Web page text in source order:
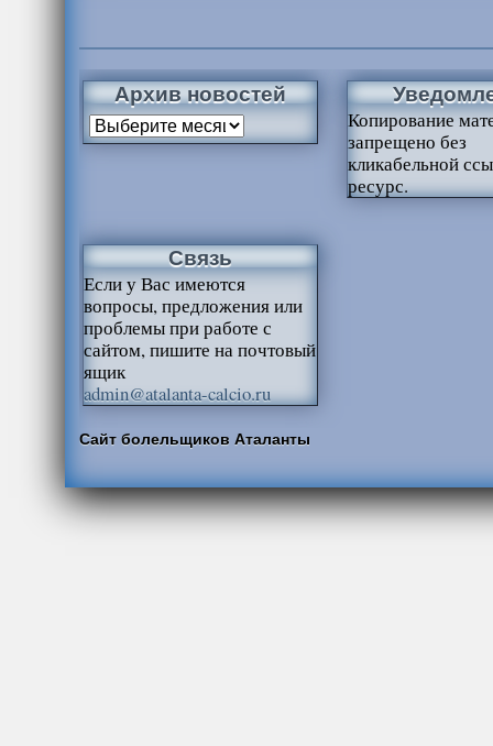
Архив новостей
Копирование
запрещено без
кликабельной
ресурс.
Связь
Если у Вас имеются
вопросы, предложения или
проблемы при работе с
сайтом, пишите на почтовый
ящик
admin@atalanta-calcio.ru
Сайт болельщиков Аталанты